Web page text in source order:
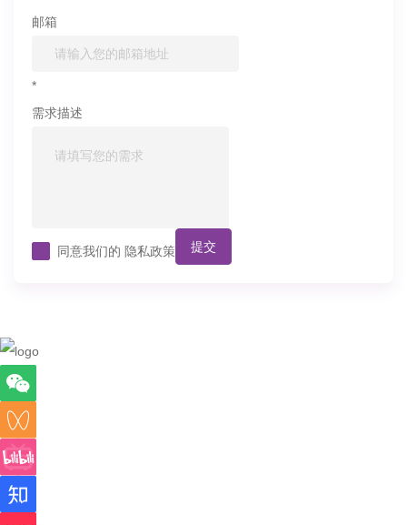
邮箱
*
需求描述
同意我们的 隐私政策 提交